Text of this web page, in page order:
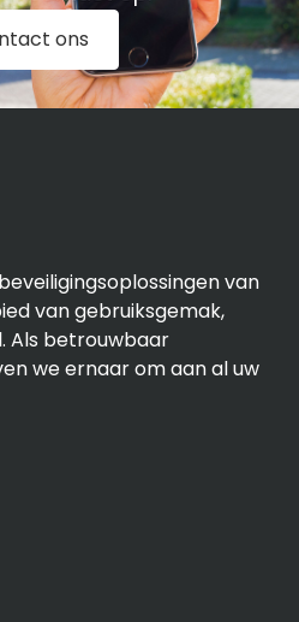
ons
van
van gebruiksgemak,
Als betrouwbaar
we ernaar om aan al uw